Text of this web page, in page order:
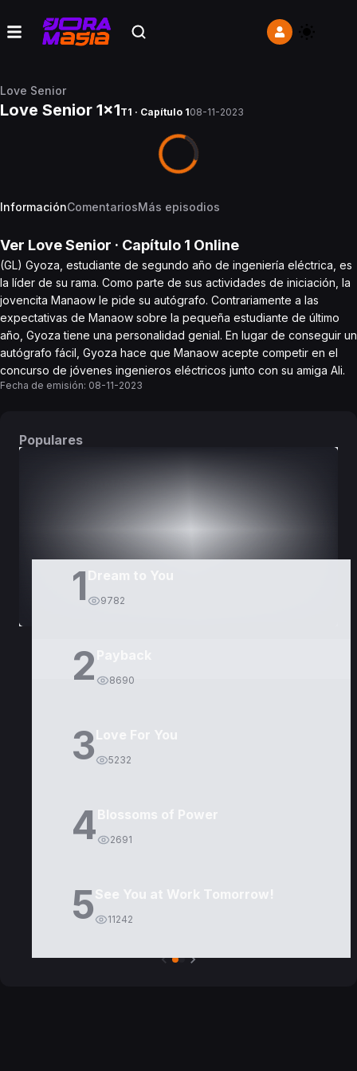
Love Senior
Love Senior 1x1T1 · Capítulo 108-11-2023
InformaciónComentariosMás episodios
Ver Love Senior · Capítulo 1 Online
(GL) Gyoza, estudiante de segundo año de ingeniería eléctrica, es
la líder de su rama. Como parte de sus actividades de iniciación, la
jovencita Manaow le pide su autógrafo. Contrariamente a las
expectativas de Manaow sobre la pequeña estudiante de último
año, Gyoza tiene una personalidad genial. En lugar de conseguir un
autógrafo fácil, Gyoza hace que Manaow acepte competir en el
concurso de jóvenes ingenieros eléctricos junto con su amiga Ali.
Fecha de emisión: 08-11-2023
Populares
1 9782
2 8690
3Love For You
5232
4Blossoms of Power
2691
5See You at Work Tomorrow!
11242